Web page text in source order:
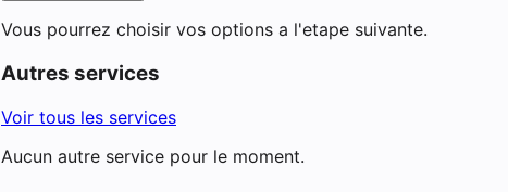
Vous pourrez choisir vos options a l'etape suivante.
Autres services
Voir tous les services
Aucun autre service pour le moment.